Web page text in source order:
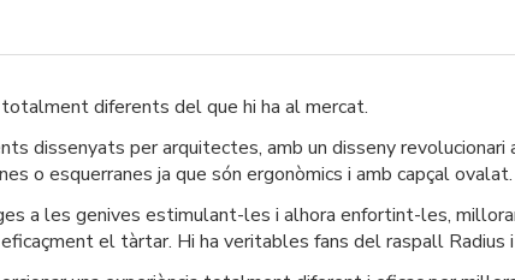
diferents del que hi ha al mercat.
dissenyats per arquitectes, amb un disseny
o esquerranes ja que són ergonòmics i amb capçal ovalat.
a les genives estimulant-les i alhora enfortint-les,
el tàrtar. Hi ha veritables fans del raspall